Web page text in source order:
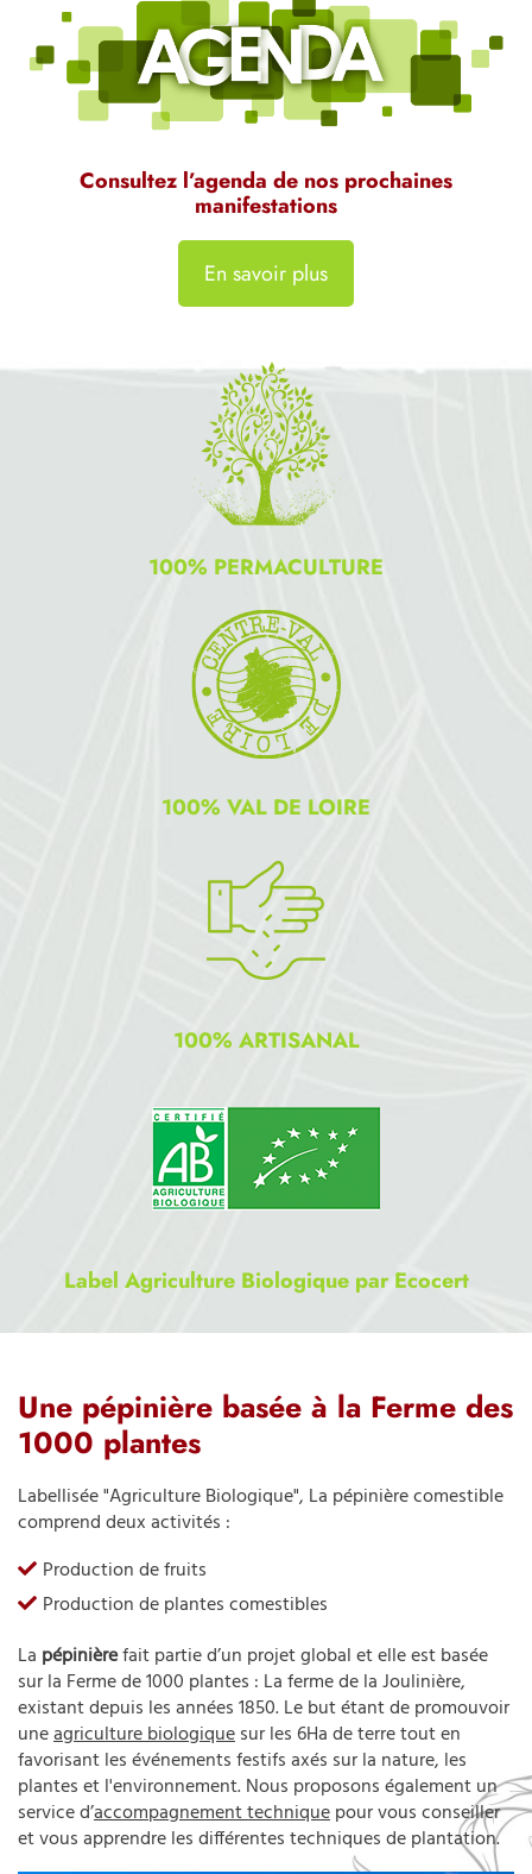
Consultez l’agenda de nos prochaines
manifestations
En savoir plus
100% PERMACULTURE
100% VAL DE LOIRE
100% ARTISANAL
Label Agriculture Biologique par Ecocert
Une pépinière basée à la Ferme des
1000 plantes
Labellisée "Agriculture Biologique", La pépinière comestible
comprend deux activités :
Production de fruits
Production de plantes comestibles
La pépinièrefait partie d’un projet global et elle est basée
sur la Ferme de 1000 plantes : La ferme de la Joulinière,
existant depuis les années 1850. Le but étant de promouvoir
uneagriculture biologiquesur les 6Ha de terre tout en
favorisant les événements festifs axés sur la nature, les
plantes et l'environnement. Nous proposons également un
service d’accompagnement techniquepour vous conseiller
et vous apprendre les différentes techniques de plantation.